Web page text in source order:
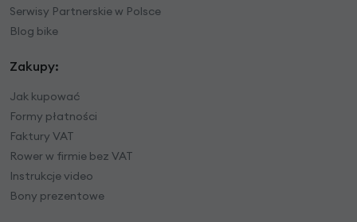
Serwisy Partnerskie w Polsce
Blog bike
Zakupy:
Jak kupować
Formy płatności
Faktury VAT
Rower w firmie bez VAT
Instrukcje video
Bony prezentowe